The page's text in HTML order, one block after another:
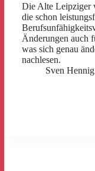
Die Alte Leipziger
die schon
Änderungen auch
was sich genau
nachlesen.
Sven Hennig